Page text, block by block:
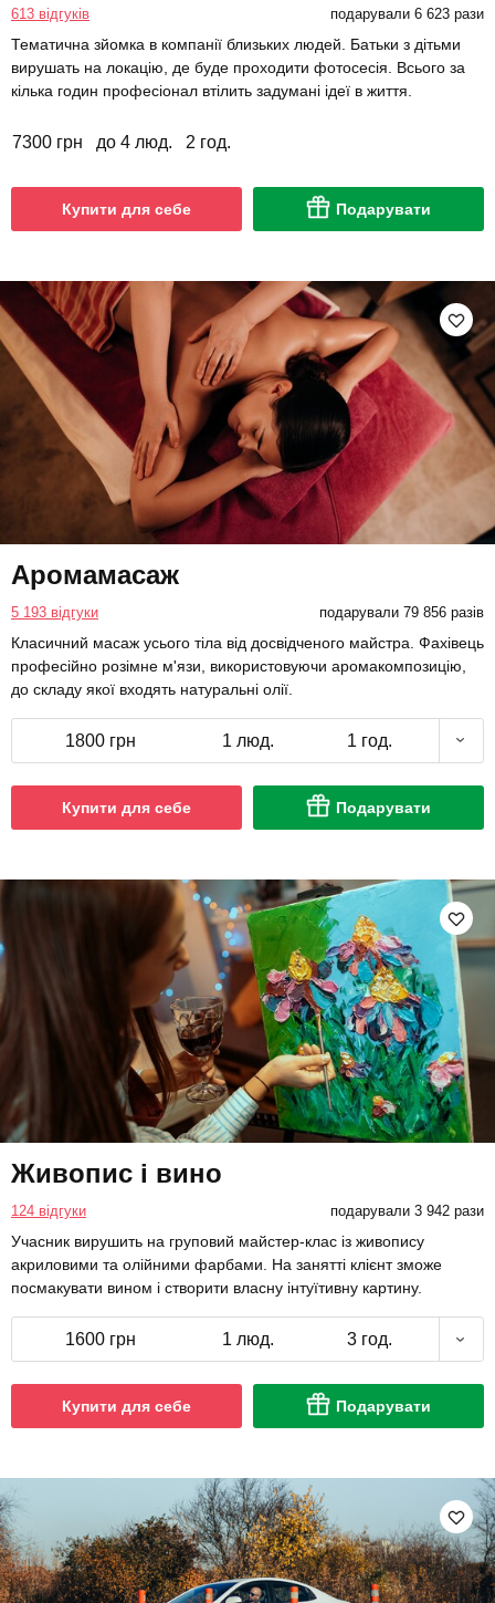
613 відгуків подарували 6 623 рази
Тематична зйомка в компанії близьких людей. Батьки з дітьми
вирушать на локацію, де буде проходити фотосесія. Всього за
кілька годин професіонал втілить задумані ідеї в життя.
7300 грн до 4 люд. 2 год.
Купити для себе Подарувати
Аромамасаж
5 193 відгуки подарували 79 856 разів
Класичний масаж усього тіла від досвідченого майстра. Фахівець
професійно розімне м'язи, використовуючи аромакомпозицію,
до складу якої входять натуральні олії.
1800 грн 1 люд. 1 год.
Купити для себе Подарувати
Живопис і вино
124 відгуки подарували 3 942 рази
Учасник вирушить на груповий майстер-клас із живопису
акриловими та олійними фарбами. На занятті клієнт зможе
посмакувати вином і створити власну інтуїтивну картину.
1600 грн 1 люд. 3 год.
Купити для себе Подарувати